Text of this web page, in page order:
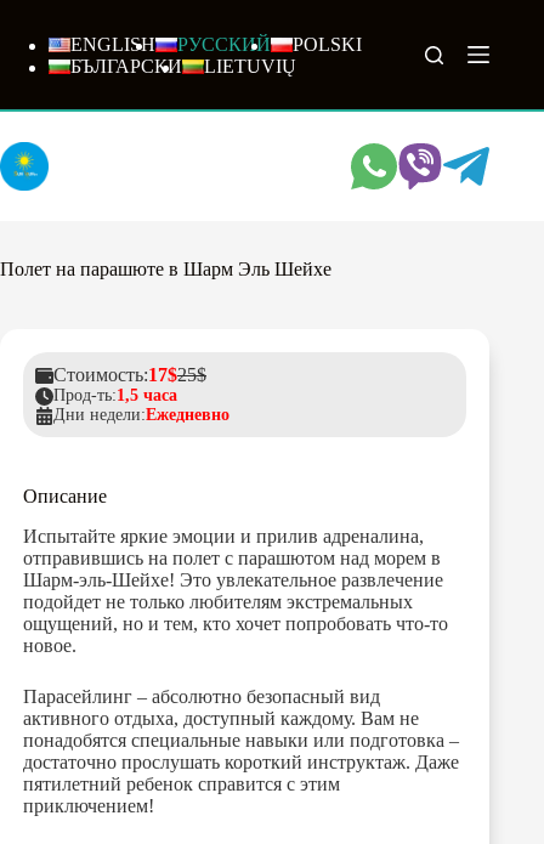
сути
ENGLISH РУССКИЙ
POLSKI
БЪЛГАРСКИ
LIETUVIŲ
Полет на парашюте в Шарм Эль Шейхе
Стоимость:17$25$
Прод-ть:1,5 часа
Дни недели:Ежедневно
Описание
Испытайте яркие эмоции и прилив адреналина,
отправившись на полет с парашютом над морем в
Шарм-эль-Шейхе! Это увлекательное развлечение
подойдет не только любителям экстремальных
ощущений, но и тем, кто хочет попробовать что-то
новое.
Парасейлинг – абсолютно безопасный вид
активного отдыха, доступный каждому. Вам не
понадобятся специальные навыки или подготовка –
достаточно прослушать короткий инструктаж. Даже
пятилетний ребенок справится с этим
приключением!